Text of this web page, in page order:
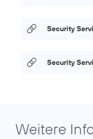
Security
Security
Weitere